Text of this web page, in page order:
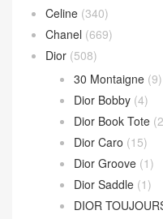
Andiamo 手拿包
Hop 斜挎包
Jodie 手提包
Loop 斜挎包
(4)
Parachute Bag
Sardine Hobo (4)
Wallace Bag (10)
Celine(340)
Chanel(669)
Dior
(508)